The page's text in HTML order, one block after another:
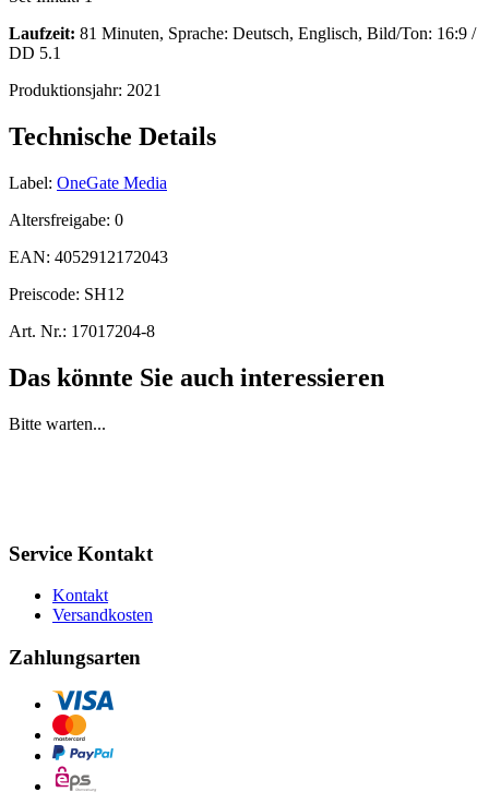
Laufzeit: 81 Minuten, Sprache: Deutsch, Englisch, Bild/Ton: 16:9 /
DD 5.1
Produktionsjahr: 2021
Technische Details
Label: OneGate Media
Altersfreigabe: 0
EAN: 4052912172043
Preiscode: SH12
Art. Nr.: 17017204-8
Das könnte Sie auch interessieren
Bitte warten...
Service Kontakt
Kontakt
Versandkosten
Zahlungsarten